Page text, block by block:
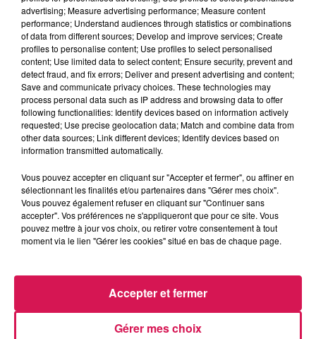
CHRISTOPHE GEORGES,
DIRECTEUR DIOCÉSAIN DE
L’ENSEIGNEMENT CATHOLIQUE :
advertising; Measure advertising performance; Measure content
performance; Understand audiences through statistics or combinations
of data from different sources; Develop and improve services; Create
profiles to personalise content; Use profiles to select personalised
content; Use limited data to select content; Ensure security, prevent and
detect fraud, and fix errors; Deliver and present advertising and content;
Save and communicate privacy choices. These technologies may
process personal data such as IP address and browsing data to offer
following functionalities: Identify devices based on information actively
requested; Use precise geolocation data; Match and combine data from
other data sources; Link different devices; Identify devices based on
information transmitted automatically.
Vous pouvez accepter en cliquant sur "Accepter et fermer", ou affiner en
sélectionnant les finalités et/ou partenaires dans "Gérer mes choix".
Vous pouvez également refuser en cliquant sur "Continuer sans
accepter". Vos préférences ne s'appliqueront que pour ce site. Vous
pouvez mettre à jour vos choix, ou retirer votre consentement à tout
moment via le lien "Gérer les cookies" situé en bas de chaque page.
Gérer mes choix
Accepter et fermer